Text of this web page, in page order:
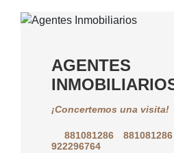
AGENTES
¡Concertemos una visita!
881081286
881081286
922296764